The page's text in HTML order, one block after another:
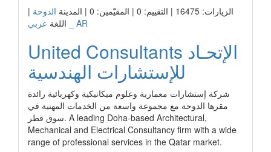
الزيارات: 16475 | التقييم: 0 | المقيّمين: 0 | المدينة
الدوحة |
اللغة عربي _ AR
United Consultants الإتحـاد
للإستشارات الهندسية
شركة إستشارات معمارية وعلوم ميكانيكية وكهربائية رائدة
مقرها الدوحة مع مجموعة واسعة من الخدمات المهنية في
سوق قطر. A leading Doha-based Architectural,
Mechanical and Electrical Consultancy firm with a wide
range of professional services in the Qatar market.